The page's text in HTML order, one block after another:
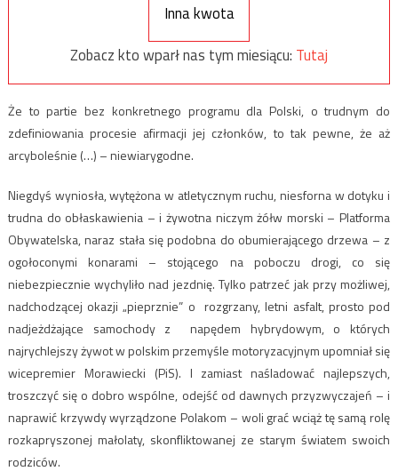
Inna kwota
Zobacz kto wparł nas tym miesiącu: Tutaj
Że to partie bez konkretnego programu dla Polski, o trudnym do
zdefiniowania procesie afirmacji jej członków, to tak pewne, że aż
arcyboleśnie (…) – niewiarygodne.
Niegdyś wyniosła, wytężona w atletycznym ruchu, niesforna w dotyku i
trudna do obłaskawienia – i żywotna niczym żółw morski – Platforma
Obywatelska, naraz stała się podobna do obumierającego drzewa – z
ogołoconymi konarami – stojącego na poboczu drogi, co się
niebezpiecznie wychyliło nad jezdnię. Tylko patrzeć jak przy możliwej,
nadchodzącej okazji „pieprznie” o rozgrzany, letni asfalt, prosto pod
nadjeżdżające samochody z napędem hybrydowym, o których
najrychlejszy żywot w polskim przemyśle motoryzacyjnym upomniał się
wicepremier Morawiecki (PiS). I zamiast naśladować najlepszych,
troszczyć się o dobro wspólne, odejść od dawnych przyzwyczajeń – i
naprawić krzywdy wyrządzone Polakom – woli grać wciąż tę samą rolę
rozkapryszonej małolaty, skonfliktowanej ze starym światem swoich
rodziców.